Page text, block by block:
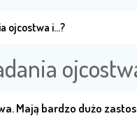
ojcostwa i…?
Mają bardzo dużo